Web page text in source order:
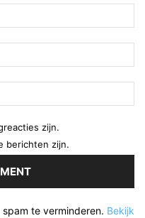
zijn.
berichten zijn.
te verminderen. Bekijk